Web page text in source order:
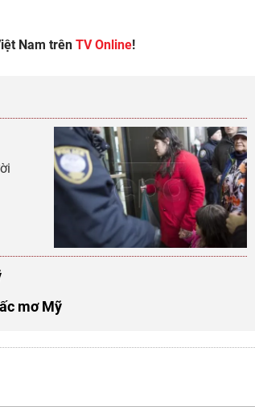
Nam trên TV Online!
mơ Mỹ